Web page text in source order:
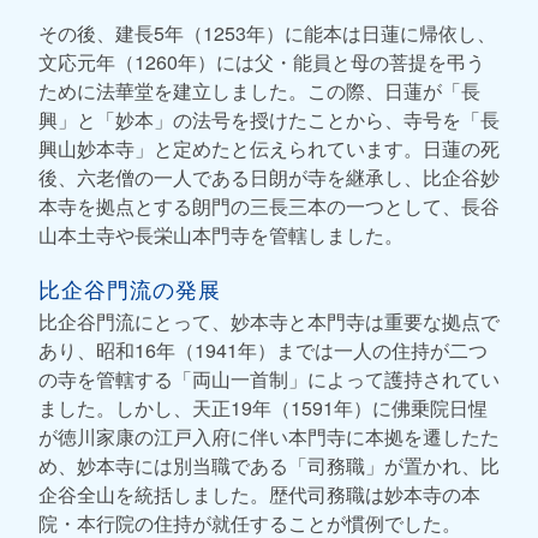
その後、建長5年（1253年）に能本は日蓮に帰依し、
文応元年（1260年）には父・能員と母の菩提を弔う
ために法華堂を建立しました。この際、日蓮が「長
興」と「妙本」の法号を授けたことから、寺号を「長
興山妙本寺」と定めたと伝えられています。日蓮の死
後、六老僧の一人である日朗が寺を継承し、比企谷妙
本寺を拠点とする朗門の三長三本の一つとして、長谷
山本土寺や長栄山本門寺を管轄しました。
比企谷門流の発展
比企谷門流にとって、妙本寺と本門寺は重要な拠点で
あり、昭和16年（1941年）までは一人の住持が二つ
の寺を管轄する「両山一首制」によって護持されてい
ました。しかし、天正19年（1591年）に佛乗院日惺
が徳川家康の江戸入府に伴い本門寺に本拠を遷したた
め、妙本寺には別当職である「司務職」が置かれ、比
企谷全山を統括しました。歴代司務職は妙本寺の本
院・本行院の住持が就任することが慣例でした。